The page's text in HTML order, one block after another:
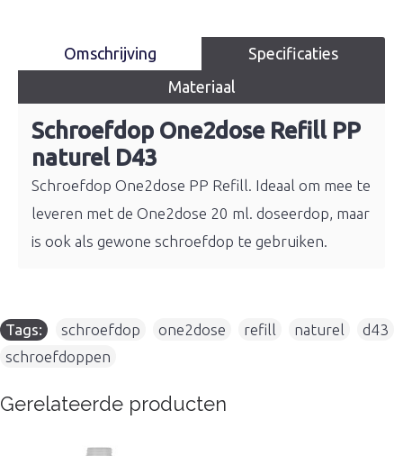
Omschrijving
Specificaties
Materiaal
Schroefdop One2dose Refill PP
naturel D43
Schroefdop One2dose PP Refill. Ideaal om mee te
leveren met de One2dose 20 ml. doseerdop, maar
is ook als gewone schroefdop te gebruiken.
Tags: schroefdop one2dose refill naturel d43
schroefdoppen
Gerelateerde producten